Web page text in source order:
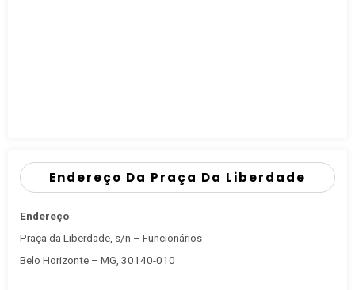
Endereço Da Praça Da Liberdade
Endereço
Praça da Liberdade, s/n – Funcionários
Belo Horizonte – MG, 30140-010